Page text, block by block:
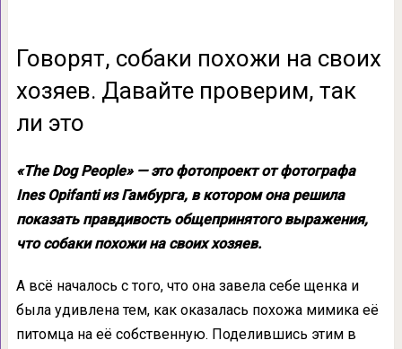
Говорят, собаки похожи на своих
хозяев. Давайте проверим, так
ли это
«The Dog People» — это фотопроект от фотографа
Ines Opifanti из Гамбурга, в котором она решила
показать правдивость общепринятого выражения,
что собаки похожи на своих хозяев.
А всё началось с того, что она завела себе щенка и
была удивлена тем, как оказалась похожа мимика её
питомца на её собственную. Поделившись этим в